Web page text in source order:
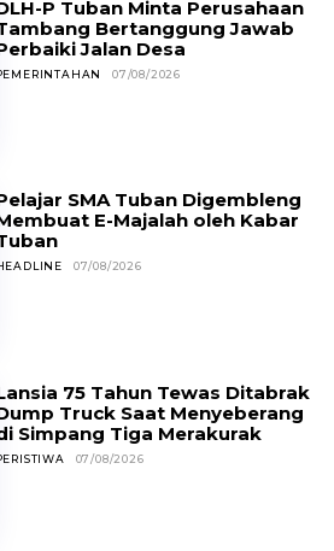
P Tuban Minta Perusahaan
Bertanggung Jawab
Jalan Desa
07/08/2026
SMA Tuban Digembleng
E-Majalah oleh Kabar
07/08/2026
75 Tahun Tewas Ditabrak
Truck Saat Menyeberang
Simpang Tiga Merakurak
07/08/2026